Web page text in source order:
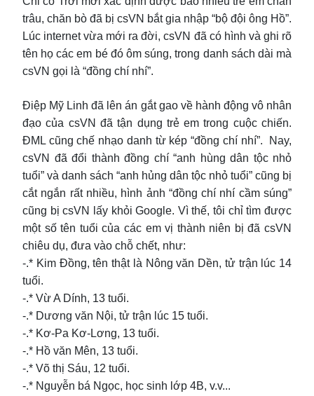
trâu, chăn bò đã bị csVN bắt gia nhập “bộ đội ông Hồ”.
Lúc internet vừa mới ra đời, csVN đã có hình và ghi rõ
tên họ các em bé đó ôm súng, trong danh sách dài mà
csVN gọi là “đồng chí nhí”.
Điệp Mỹ Linh đã lên án gắt gao về hành động vô nhân
đạo của csVN đã tận dụng trẻ em trong cuộc chiến.
ĐML cũng chế nhạo danh từ kép “đồng chí nhí”. Nay,
csVN đã đổi thành đồng chí “anh hùng dân tộc nhỏ
tuổi” và danh sách “anh hủng dân tộc nhỏ tuổi” cũng bị
cắt ngắn rất nhiều, hình ảnh “đồng chí nhí cầm súng”
cũng bị csVN lấy khỏi Google. Vì thế, tôi chỉ tìm được
một số tên tuổi của các em vị thành niên bị đã csVN
chiêu dụ, đưa vào chỗ chết, như:
-.* Kim Đồng, tên thật là Nông văn Dền, tử trận lúc 14
tuổi.
-.* Vừ A Dính, 13 tuổi.
-.* Dương văn Nội, tử trận lúc 15 tuổi.
-.* Kơ-Pa Kơ-Lơng, 13 tuổi.
-.* Hồ văn Mên, 13 tuổi.
-.* Võ thị Sáu, 12 tuổi.
-.* Nguyễn bá Ngọc, học sinh lớp 4B, v.v...